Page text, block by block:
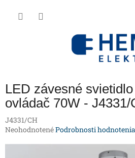
LED závesné
ovládač 70W - J4331/
J4331/CH
Priemerné
NeohodnotenéPodrobnosti hodnotenia